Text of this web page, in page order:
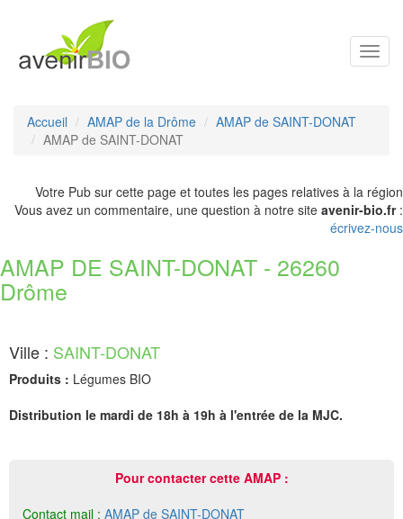
Accueil AMAP de la Drôme
AMAP de SAINT-DONAT
AMAP de SAINT-DONAT
Votre Pub sur cette page et toutes les pages relatives à la région
Vous avez un commentaire, une question à notre site avenir-bio.fr:
écrivez-nous
AMAP DE SAINT-DONAT - 26260
Drôme
Ville : SAINT-DONAT
Produits : Légumes BIO
Distribution le mardi de 18h à 19h à l'entrée de la MJC.
Pour contacter cette AMAP :
Contact mail : AMAP de SAINT-DONAT